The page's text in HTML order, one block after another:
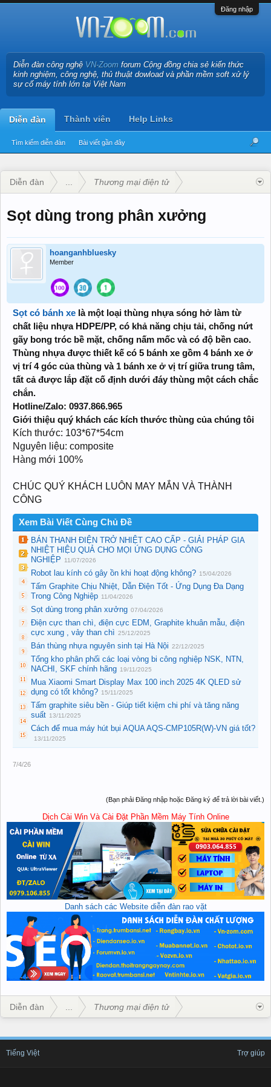
Đăng nhập
Diễn đàn công nghệ VN-Zoom forum Cộng đồng chia sẻ kiến thức
kinh nghiệm, công nghệ, thủ thuật dowload và phần mềm soft xử lý
sự cố máy tính lớn tại Việt Nam
Diễn đàn
Tìm kiếm diễn đàn Bài viết gần đây
Thành viên Help Links
Diễn đàn Thương mại điện tử
Sọt dùng trong phân xưởng
hoanganhbluesky
Member
Sọt có bánh xe là một loại thùng nhựa sóng hở làm từ
chất liệu nhựa HDPE/PP, có khả năng chịu tải, chống nứt
gãy bong tróc bề mặt, chống nấm mốc và có độ bền cao.
Thùng nhựa được thiết kế có 5 bánh xe gồm 4 bánh xe ở
vị trí 4 góc của thùng và 1 bánh xe ở vị trí giữa trung tâm,
tất cả được lắp đặt cố định dưới đáy thùng một cách chắc
chắn.
Hotline/Zalo: 0937.866.965
Giới thiệu quý khách các kích thước thùng của chúng tôi
Kích thước: 103*67*54cm
Nguyên liệu: composite
Hàng mới 100%
CHÚC QUÝ KHÁCH LUÔN MAY MẮN VÀ THÀNH
CÔNG
Xem Bài Viết Cùng Chủ Đề
BÁN THANH ĐIỆN TRỞ NHIỆT CAO CẤP - GIẢI PHÁP GIA
NHIỆT HIỆU QUẢ CHO MỌI ỨNG DỤNG CÔNG
NGHIỆP
11/07/2026
Robot lau kính có gây ồn khi hoạt động không? 15/04/2026
Tấm Graphite Chịu Nhiệt, Dẫn Điện Tốt - Ứng Dụng Đa Dạng
Trong Công Nghiệp 11/04/2026
Sọt dùng trong phân xưởng 07/04/2026
Điện cực than chì, điện cực EDM, Graphite khuân mẫu, điện
cực xung , vảy than chì 25/12/2025
Bán thùng nhựa nguyên sinh tại Hà Nội 22/12/2025
Tổng kho phân phối các loại vòng bi công nghiệp NSK, NTN,
NACHI, SKF chính hãng 19/11/2025
Mua Xiaomi Smart Display Max 100 inch 2025 4K QLED sử
dụng có tốt không? 15/11/2025
Tấm graphite siêu bền - Giúp tiết kiệm chi phí và tăng năng
suất 13/11/2025
Cách để mua máy hút bụi AQUA AQS-CMP105R(W)-VN giá tốt?
13/11/2025
7/4/26
(Bạn phải Đăng nhập hoặc Đăng ký để trả lời bài viết.)
Dịch Cài Win Và Cài Đặt Phần Mềm Máy Tính Online
Danh sách các Website diễn đàn rao vặt
Diễn đàn Thương mại điện tử
Tiếng Việt Trợ giúp